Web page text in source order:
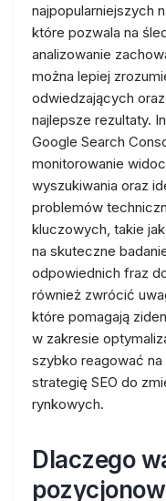
najpopularniejszych
które pozwala na
analizowanie
można lepiej
odwiedzających
najlepsze rezultaty.
Google Search
monitorowanie
wyszukiwania oraz
problemów
kluczowych, takie
na skuteczne
odpowiednich fraz
również zwrócić
które pomagają
w zakresie
szybko reagować
strategię SEO do
rynkowych.
Dlaczego